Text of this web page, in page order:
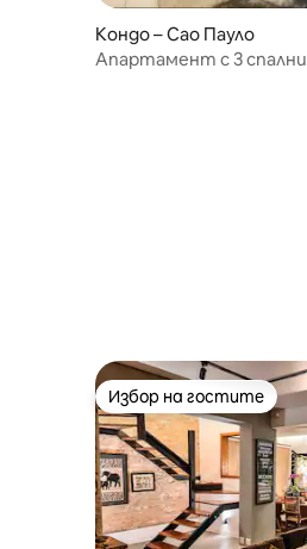
Кондо – Сао Пауло
Апартамент с 3
Избор на гостите
Избор на гостите